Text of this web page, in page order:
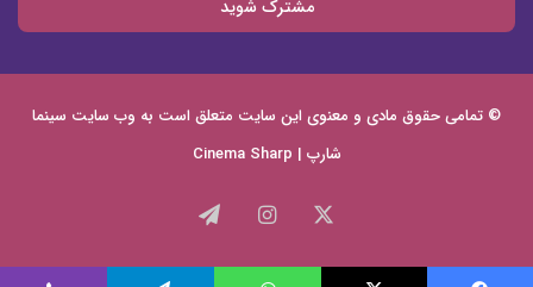
وارد
© تمامی حقوق مادی و معنوی این سایت متعلق است به وب سایت سینما
شارپ | Cinema Sharp
اینستاگرام